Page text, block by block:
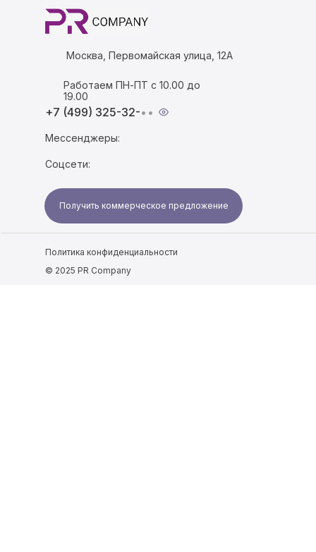
+7 (499) 325-32-••
© 2025 PR Company
Политика конфиденциальности
Получить коммерческое предложение
Москва, Первомайская улица, 12А
Работаем ПН-ПТ с 10.00 до
19.00
Соцсети:
Мессенджеры: